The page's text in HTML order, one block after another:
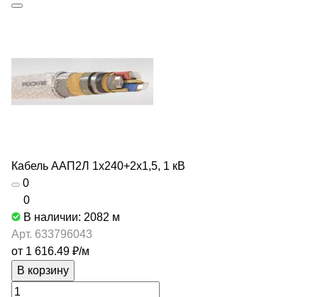
Кабель ААП2Л 1х240+2х1,5, 1 кВ
0
0
В наличии: 2082 м
Арт. 633796043
от 1 616.49 ₽/м
В корзину